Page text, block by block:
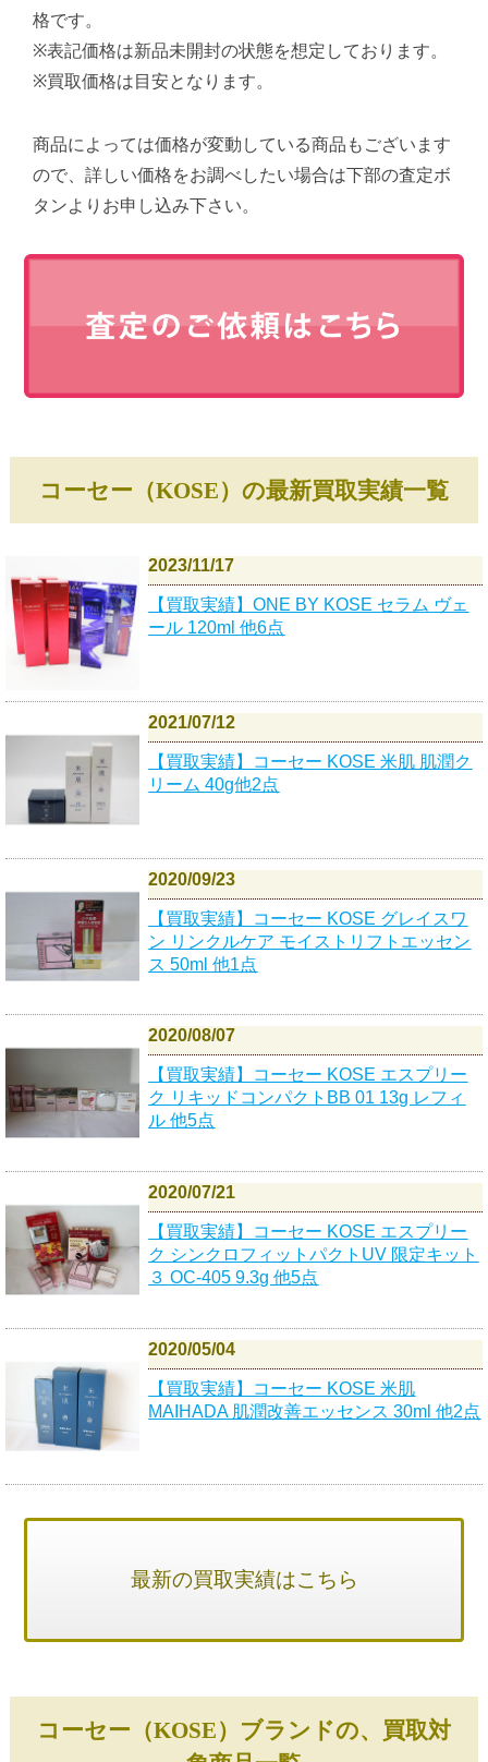
格です。
※表記価格は新品未開封の状態を想定しております。
※買取価格は目安となります。
商品によっては価格が変動している商品もございます
ので、詳しい価格をお調べしたい場合は下部の査定ボ
タンよりお申し込み下さい。
コーセー（KOSE）の最新買取実績一覧
2023/11/17
【買取実績】ONE BY KOSE セラム ヴェ
ール 120ml 他6点
2021/07/12
【買取実績】コーセー KOSE 米肌 肌潤ク
リーム 40g他2点
2020/09/23
【買取実績】コーセー KOSE グレイスワ
ン リンクルケア モイストリフトエッセン
ス 50ml 他1点
2020/08/07
【買取実績】コーセー KOSE エスプリー
ク リキッドコンパクトBB 01 13g レフィ
ル 他5点
2020/07/21
【買取実績】コーセー KOSE エスプリー
ク シンクロフィットパクトUV 限定キット
３ OC-405 9.3g 他5点
2020/05/04
【買取実績】コーセー KOSE 米肌
MAIHADA 肌潤改善エッセンス 30ml 他2点
最新の買取実績はこちら
コーセー（KOSE）ブランドの、買取対